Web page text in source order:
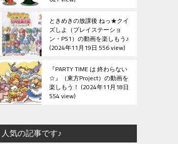
ときめきの放課後 ねっ★クイ
ズしよ（プレイステーショ
ン・PS1）の動画を楽しもう♪
2024年11月19日 556 view
『PARTY TIME は 終わらない
☆』（東方Project）の動画を
楽しもう！ 2024年11月18日
554 view
人気の記事です♪